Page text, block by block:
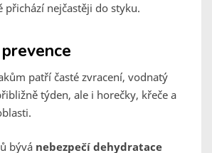
přichází nejčastěji do styku.
patří časté zvracení, vodnatý
týden, ale i horečky, křeče a
bývá nebezpečí dehydratace